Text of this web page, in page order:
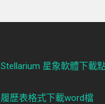
Stellarium 星象軟體下載
履歷表格式下載word檔